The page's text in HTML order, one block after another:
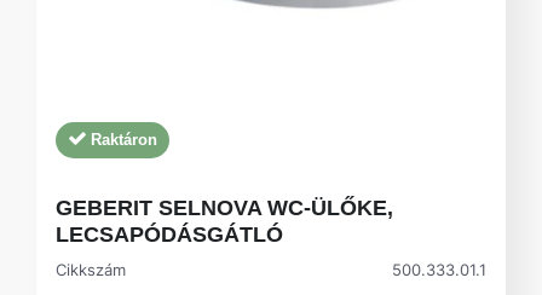
Raktáron
GEBERIT SELNOVA WC-ÜLŐKE,
LECSAPÓDÁSGÁTLÓ
Cikkszám
500.333.01.1